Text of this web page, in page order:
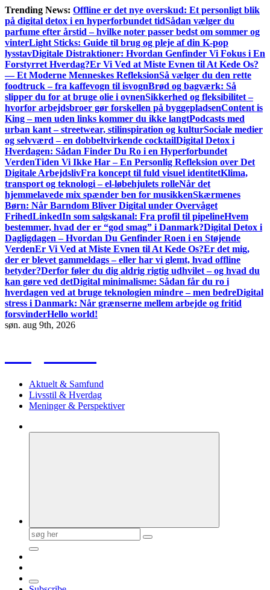
Gå
til
indhold
Trending News: Offline er det nye overskud: Et personligt blik
på digital detox i en hyperforbundet tidSådan vælger du
parfume efter årstid – hvilke noter passer bedst om sommer og
vinterLight Sticks: Guide til brug og pleje af din K-pop
lysstavDigitale Distraktioner: Hvordan Genfinder Vi Fokus i En
Forstyrret Hverdag?Er Vi Ved at Miste Evnen til At Kede Os?
— Et Moderne Menneskes RefleksionSå vælger du den rette
foodtruck – fra kaffevogn til isvognBrød og bagværk: Så
slipper du for at bruge olie i ovnenSikkerhed og fleksibilitet –
hvorfor arbejdsbroer gør forskellen på byggepladsenContent is
King – men uden links kommer du ikke langtPodcasts med
urban kant – streetwear, stilinspiration og kulturSociale medier
og selvværd – en dobbeltvirkende cocktailDigital Detox i
Hverdagen: Sådan Finder Du Ro i en Hyperforbundet
VerdenTiden Vi Ikke Har – En Personlig Refleksion over Det
Digitale ArbejdslivFra koncept til fuld visuel identitetKlima,
transport og teknologi – el-løbehjulets rolleNår det
hjemmelavede mix spænder ben for musikkenSkærmenes
Børn: Når Barndom Bliver Digital under Overvåget
FrihedLinkedIn som salgskanal: Fra profil til pipelineHvem
bestemmer, hvad der er “god smag” i Danmark?Digital Detox i
Dagligdagen – Hvordan Du Genfinder Roen i en Støjende
VerdenEr Vi Ved at Miste Evnen til At Kede Os?Er det mig,
der er blevet gammeldags – eller har vi glemt, hvad offline
betyder?Derfor føler du dig aldrig rigtig udhvilet – og hvad du
kan gøre ved detDigital minimalisme: Sådan får du ro i
hverdagen ved at bruge teknologien mindre – men bedreDigital
stress i Danmark: Når grænserne mellem arbejde og fritid
forsvinderHello world!
søn. aug 9th, 2026
Aktuelt & Samfund
Livsstil & Hverdag
Meninger & Perspektiver
Søg
efter: